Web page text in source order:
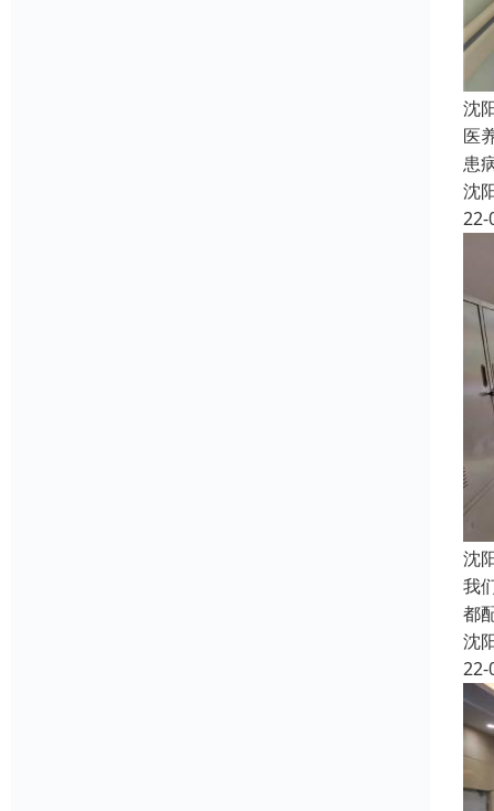
沈
医
患
沈
22-
沈
我
都
沈
22-